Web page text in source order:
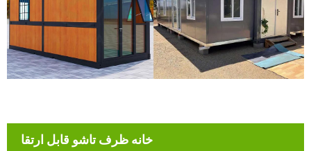
خانه ظرف تاشو قابل ارتقا